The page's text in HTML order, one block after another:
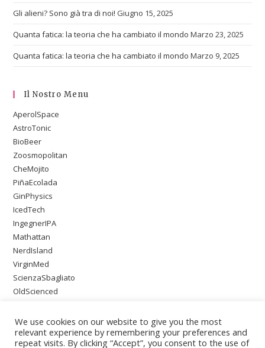
Gli alieni? Sono già tra di noi! Giugno 15, 2025
Quanta fatica: la teoria che ha cambiato il mondo Marzo 23, 2025
Quanta fatica: la teoria che ha cambiato il mondo Marzo 9, 2025
Il Nostro Menu
AperolSpace
AstroTonic
BioBeer
Zoosmopolitan
CheMojito
PiñaEcolada
GinPhysics
IcedTech
IngegnerIPA
Mathattan
NerdIsland
VirginMed
ScienzaSbagliato
OldScienced
PsychoOnTheBeach
We use cookies on our website to give you the most
relevant experience by remembering your preferences and
repeat visits. By clicking “Accept”, you consent to the use of